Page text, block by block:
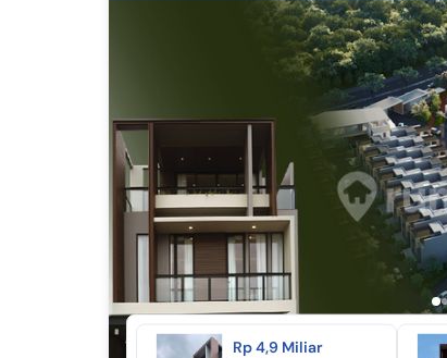
Rp 4,9 Miliar